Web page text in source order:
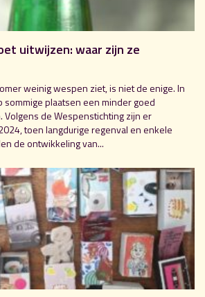
uitwijzen: waar zijn ze
weinig wespen ziet, is niet de enige. In
plaatsen een minder goed
de Wespenstichting zijn er
toen langdurige regenval en enkele
de ontwikkeling van...